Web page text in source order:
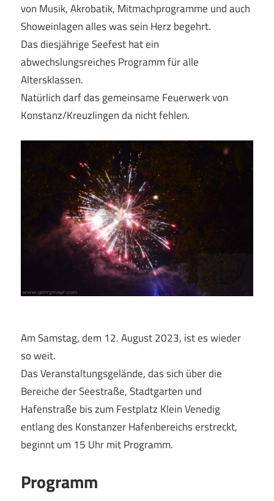
von Musik, Akrobatik, Mitmachprogramme und auch
Showeinlagen alles was sein Herz begehrt.
Das diesjährige Seefest hat ein
abwechslungsreiches Programm für alle
Altersklassen.
Natürlich darf das gemeinsame Feuerwerk von
Konstanz/Kreuzlingen da nicht fehlen.
Am Samstag, dem 12. August 2023, ist es wieder
so weit.
Das Veranstaltungsgelände, das sich über die
Bereiche der Seestraße, Stadtgarten und
Hafenstraße bis zum Festplatz Klein Venedig
entlang des Konstanzer Hafenbereichs erstreckt,
beginnt um 15 Uhr mit Programm.
Programm